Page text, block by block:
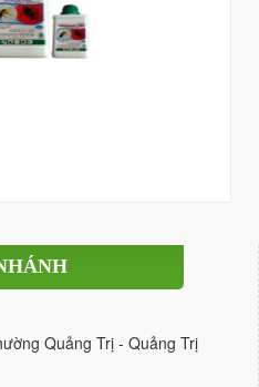
Quảng Trị - Quảng Trị